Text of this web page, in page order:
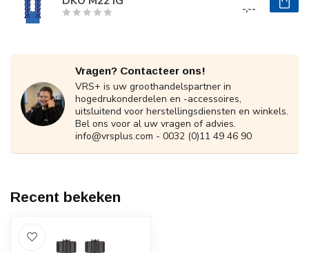
-,--
Vragen? Contacteer ons!
VRS+ is uw groothandelspartner in
hogedrukonderdelen en -accessoires,
uitsluitend voor herstellingsdiensten en winkels.
Bel ons voor al uw vragen of advies.
info@vrsplus.com - 0032 (0)11 49 46 90
Recent bekeken